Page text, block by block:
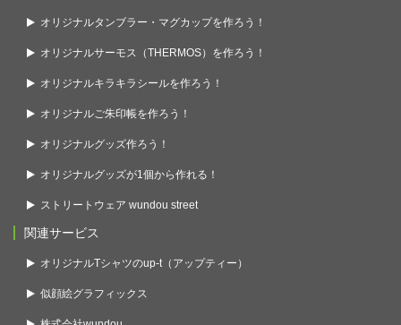
オリジナルタンブラー・マグカップを作ろう！
オリジナルサーモス（THERMOS）を作ろう！
オリジナルキラキラシールを作ろう！
オリジナルご朱印帳を作ろう！
オリジナルグッズ作ろう！
オリジナルグッズが1個から作れる！
ストリートウェア wundou street
関連サービス
オリジナルTシャツのup-t（アップティー）
似顔絵グラフィックス